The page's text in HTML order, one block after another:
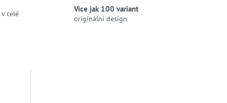
celé
Více jak 100 variant
originální design